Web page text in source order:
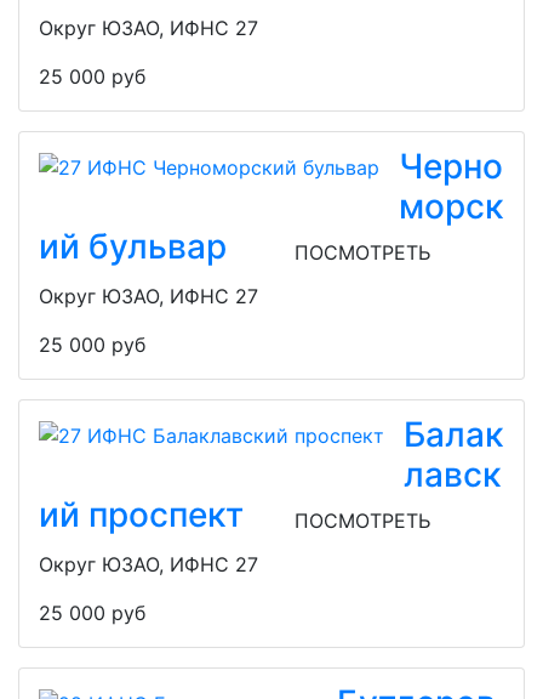
Округ ЮЗАО, ИФНС 27
25 000 руб
Черно
морск
ий бульвар
Округ ЮЗАО, ИФНС 27
25 000 руб
ПОСМОТРЕТЬ
Балак
лавск
ий проспект
Округ ЮЗАО, ИФНС 27
25 000 руб
ПОСМОТРЕТЬ